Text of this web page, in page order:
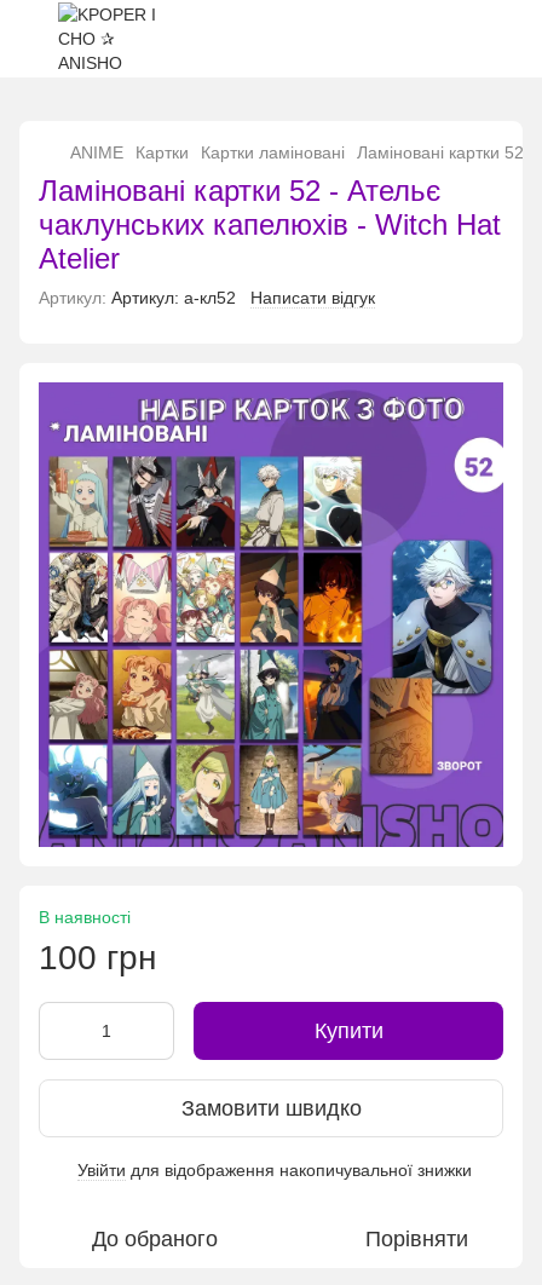
ANIME Картки Картки ламіновані Ламіновані картки 52
Ламіновані картки 52 - Ательє
чаклунських капелюхів - Witch Hat
Atelier
Артикул: Артикул: а-кл52 Написати відгук
В наявності
100 грн
Купити
Замовити швидко
Увійти для відображення накопичувальної знижки
До обраного Порівняти